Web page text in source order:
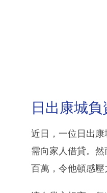
日出康城
近日，一位日出
需向家人借貸。
百萬，令他頓感壓